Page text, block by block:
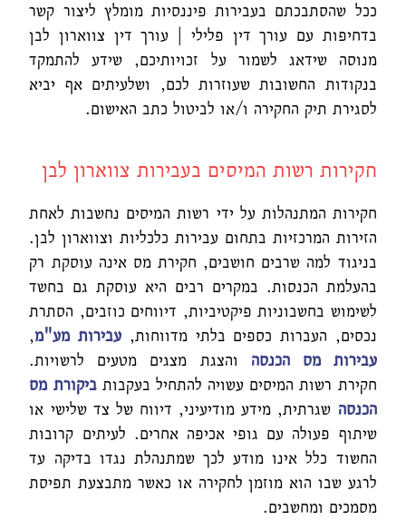
ככל שהסתבכתם בעבירות פיננסיות מומלץ ליצור קשר
בדחיפות עם עורך דין פלילי | עורך דין צווארון לבן
מנוסה שידאג לשמור על זכויותיכם, שידע להתמקד
בנקודות החשובות שעוזרות לכם, ושלעיתים אף יביא
לסגירת תיק החקירה ו/או לביטול כתב האישום.
חקירות רשות המיסים בעבירות צווארון לבן
חקירות המתנהלות על ידי רשות המיסים נחשבות לאחת
הזירות המרכזיות בתחום עבירות כלכליות וצווארון לבן.
בניגוד למה שרבים חושבים, חקירת מס אינה עוסקת רק
בהעלמת הכנסות. במקרים רבים היא עוסקת גם בחשד
לשימוש בחשבוניות פיקטיביות, דיווחים כוזבים, הסתרת
נכסים, העברות כספים בלתי מדווחות, עבירות מע"מ,
עבירות מס הכנסה והצגת מצגים מטעים לרשויות.
חקירת רשות המיסים עשויה להתחיל בעקבותביקורת מס
הכנסה שגרתית, מידע מודיעיני, דיווח של צד שלישי או
שיתוף פעולה עם גופי אכיפה אחרים. לעיתים קרובות
החשוד כלל אינו מודע לכך שמתנהלת נגדו בדיקה עד
לרגע שבו הוא מוזמן לחקירה או כאשר מתבצעת תפיסת
מסמכים ומחשבים.